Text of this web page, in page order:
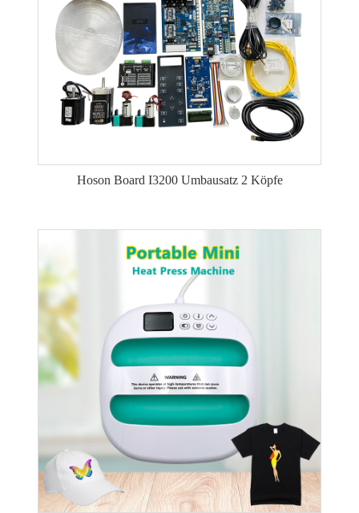
Hoson Board I3200 Umbausatz 2 Köpfe